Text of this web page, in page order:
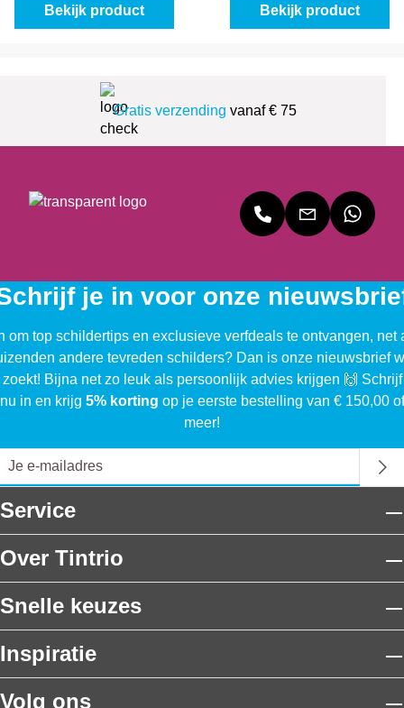
Bekijk product Bekijk product
Gratis verzending vanaf € 75
je in voor onze
om top schildertips en exclusieve verfdeals te ontvangen, net
andere tevreden schilders? Dan is onze nieuwsbrief
Bijna net zo leuk als persoonlijk advies krijgen 🙌
nu in en krijg 5% korting op je eerste bestelling van € 150,00 of
meer!
Service
Over Tintrio
Snelle keuzes
Inspiratie
Volg ons